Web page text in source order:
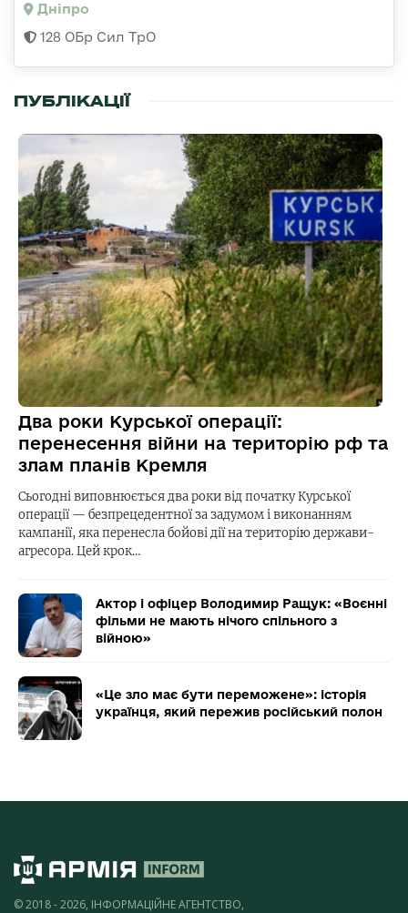
Дніпро
128 ОБр Сил ТрО
ПУБЛІКАЦІЇ
Два роки Курської операції:
перенесення війни на територію рф та
злам планів Кремля
Сьогодні виповнюється два роки від початку Курської
операції — безпрецедентної за задумом і виконанням
кампанії, яка перенесла бойові дії на територію держави-
агресора. Цей крок…
Актор і офіцер Володимир Ращук: «Воєнні
фільми не мають нічого спільного з
війною»
«Це зло має бути переможене»: історія
українця, який пережив російський полон
© 2018 - 2026, ІНФОРМАЦІЙНЕ АГЕНТСТВО,